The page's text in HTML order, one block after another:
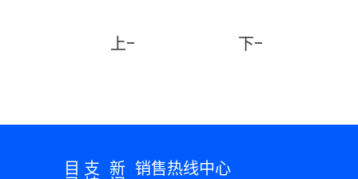
上一篇：制作pvc会员卡时间久了
下一篇：常见的
目 支
新 销售热线中心